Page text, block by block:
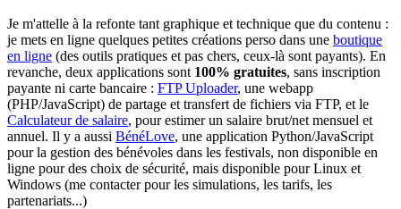
Je m'attelle à la refonte tant graphique et technique que du contenu :
je mets en ligne quelques petites créations perso dans une boutique
en ligne (des outils pratiques et pas chers, ceux-là sont payants). En
revanche, deux applications sont 100% gratuites, sans inscription
payante ni carte bancaire : FTP Uploader, une webapp
(PHP/JavaScript) de partage et transfert de fichiers via FTP, et le
Calculateur de salaire, pour estimer un salaire brut/net mensuel et
annuel. Il y a aussi BénéLove, une application Python/JavaScript
pour la gestion des bénévoles dans les festivals, non disponible en
ligne pour des choix de sécurité, mais disponible pour Linux et
Windows (me contacter pour les simulations, les tarifs, les
partenariats...)